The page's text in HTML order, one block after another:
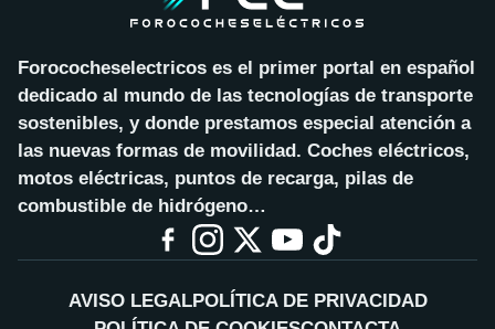
Forococheselectricos es el primer portal en español
dedicado al mundo de las tecnologías de transporte
sostenibles, y donde prestamos especial atención a
las nuevas formas de movilidad. Coches eléctricos,
motos eléctricas, puntos de recarga, pilas de
combustible de hidrógeno…
AVISO LEGALPOLÍTICA DE PRIVACIDAD